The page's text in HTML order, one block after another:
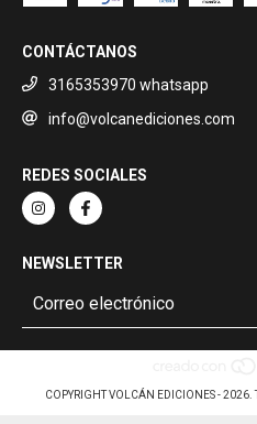
CONTÁCTANOS
3165353970 whatsapp
info@volcanediciones.com
REDES SOCIALES
NEWSLETTER
COPYRIGHT VOLCÁN EDICIONES - 2026.